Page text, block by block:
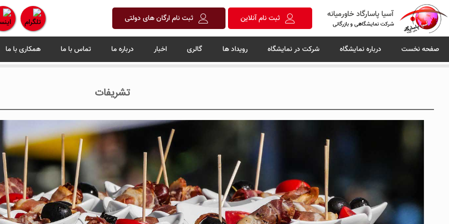
آسیا پاسارگاد خاورمیانه
شرکت نمایشگاهی و بازرگانی ثبت نام آنلاین ثبت نام ارگان های دولتی
صفحه نخست درباره نمایشگاه شرکت در نمایشگاه رویداد ها گالری اخبار درباره ما تماس با ما همکاری با ما
تشریفات